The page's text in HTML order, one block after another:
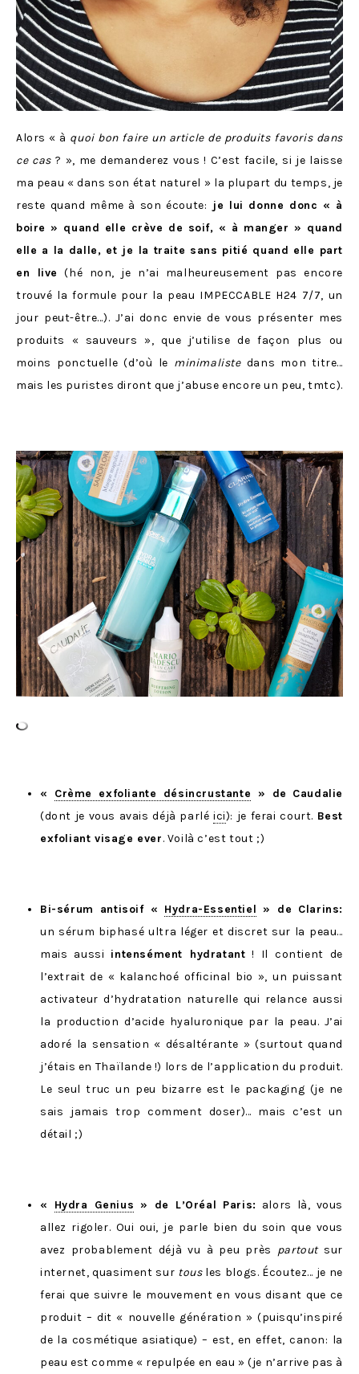
Alors « à quoi bon faire un article de produits favoris dans
ce cas? », me demanderez vous ! C’est facile, si je laisse
ma peau « dans son état naturel » la plupart du temps, je
reste quand même à son écoute: je lui donne donc « à
boire » quand elle crève de soif, « à manger » quand
elle a la dalle, et je la traite sans pitié quand elle part
en live (hé non, je n’ai malheureusement pas encore
trouvé la formule pour la peau IMPECCABLE H24 7/7, un
jour peut-être…). J’ai donc envie de vous présenter mes
produits « sauveurs », que j’utilise de façon plus ou
moins ponctuelle (d’où le minimalistedans mon titre…
mais les puristes diront que j’abuse encore un peu, tmtc).
« Crème exfoliante désincrustante » de Caudalie
(dont je vous avais déjà parléici): je ferai court. Best
exfoliant visage ever. Voilà c’est tout ;)
Bi-sérum antisoif « Hydra-Essentiel » de Clarins:
un sérum biphasé ultra léger et discret sur la peau…
mais aussi intensément hydratant ! Il contient de
l’extrait de « kalanchoé officinal bio », un puissant
activateur d’hydratation naturelle qui relance aussi
la production d’acide hyaluronique par la peau. J’ai
adoré la sensation « désaltérante » (surtout quand
j’étais en Thaïlande !) lors de l’application du produit.
Le seul truc un peu bizarre est le packaging (je ne
sais jamais trop comment doser)… mais c’est un
détail ;)
« Hydra Genius » de L’Oréal Paris: alors là, vous
allez rigoler. Oui oui, je parle bien du soin que vous
avez probablement déjà vu à peu près partoutsur
internet, quasiment sur tousles blogs. Écoutez… je ne
ferai que suivre le mouvement en vous disant que ce
produit – dit « nouvelle génération » (puisqu’inspiré
de la cosmétique asiatique) – est, en effet, canon: la
peau est comme « repulpée en eau » (je n’arrive pas à